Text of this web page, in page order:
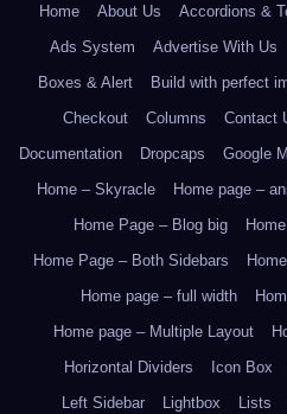
Home
About Us Accordions &
Ads System
Advertise With Us
Boxes & Alert
Build with perfect
Checkout
Columns Contact
Documentation
Dropcaps Google
Home – Skyracle
Home page –
Home Page – Blog big
Home Page – Both Sidebars
Home page – full width
Home page – Multiple Layout
Horizontal Dividers
Icon Box
Left Sidebar
Lightbox Lists